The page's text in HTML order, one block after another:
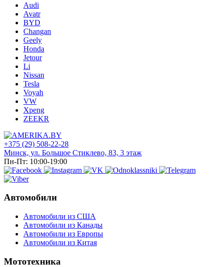
Audi
Avatr
BYD
Changan
Geely
Honda
Jetour
Li
Nissan
Tesla
Voyah
VW
Xpeng
ZEEKR
+375 (29) 508-22-28
Минск, ул. Большое Стиклево, 83, 3 этаж
Пн-Пт: 10:00-19:00
Автомобили
Автомобили из США
Автомобили из Канады
Автомобили из Европы
Автомобили из Китая
Мототехника